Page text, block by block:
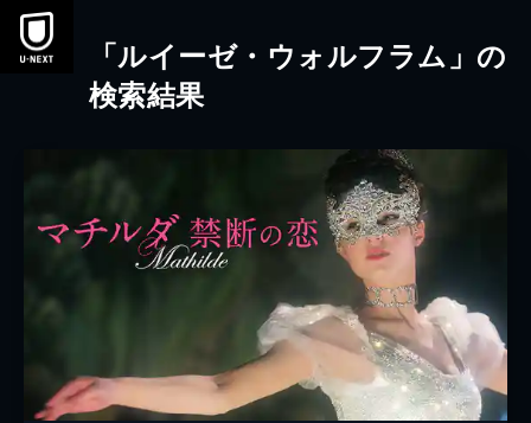
本文へスキップ
「ルイーゼ・ウォルフラム」の
検索結果